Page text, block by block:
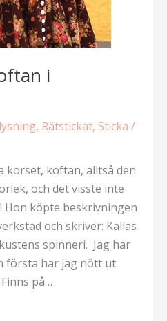
i
, Rätstickat, Sticka /
korset, koftan, alltså den
och det visste inte
Hon köpte beskrivningen
och skriver: Kallas
spinneri. Jag har
första har jag nött ut.
på…